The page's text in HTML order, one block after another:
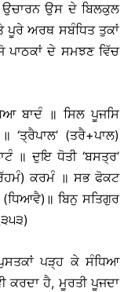
ਉਸ ਦੇ ਬਿਲਕੁਲ
ਪੂਰੇ ਅਰਥ ਸਬੰਧਿਤ ਤੁਕਾਂ
ਪਾਠਕਾਂ ਦੇ ਸਮਝਣ ਵਿੱਚ
ਬਾਦੰ ॥ ਸਿਲ ਪੂਜਸਿ
(ਤਰੈ+ਪਾਲ)
॥ ਦੁਇ ਧੋਤੀ ‘ਬਸਤ੍ਰ’
ਕਰਮੰ ॥ ਸਭ ਫੋਕਟ
(ਧਿਆਵੈ)॥ ਬਿਨੁ ਸਤਿਗੁਰ
ਪੜ੍ਹ ਕੇ ਸੰਧਿਆ
ਕਰਦਾ ਹੈ, ਮੂਰਤੀ ਪੂਜਦਾ